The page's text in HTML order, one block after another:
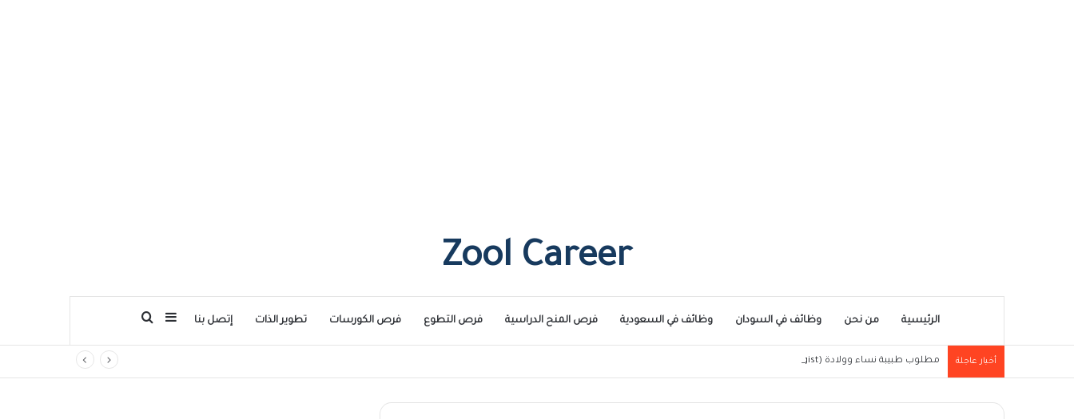
Zool Career
الرئيسية من نحن وظائف في السودان وظائف في السعودية فرص المنح الدراسية فرص التطوع فرص الكورسات تطوير الذات إتصل بنا إضافة عمود جانبي
بحث عن
أخبار عاجلة مطلوب طبيبة نساء وولادة (Obstetrician/Gynaecologist) للعمل بإحدى الجهات الطبية العاملة في مدينة الرياض